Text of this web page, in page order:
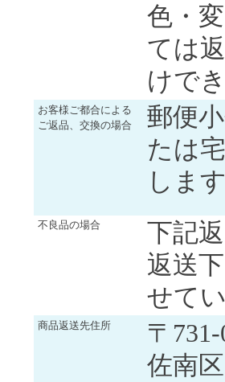
色・
ては
けで
お客様ご都合による
ご返品、交換の場合
郵便
たは
しま
不良品の場合
下記
返送
せて
商品返送先住所
〒
佐南